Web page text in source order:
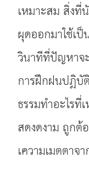
เหมาะสม สิ่ง
ผุดออกมาใช้เ
วินาทีที่ปัญหาจ
การฝึกฝนปฏิบั
ธรรมทำอะไรที่
สดงดงาม ถูกต้
เความเมตตาจ